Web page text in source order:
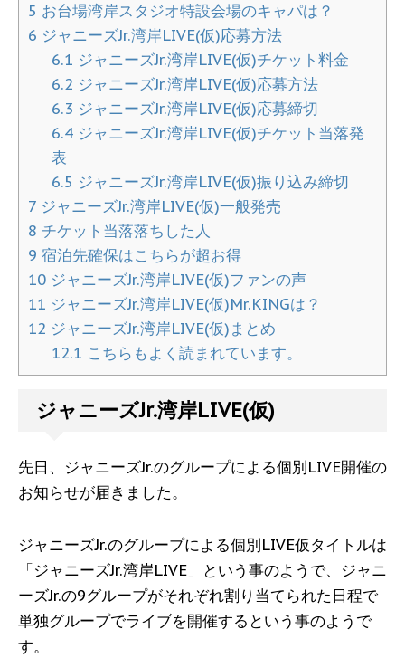
5 お台場湾岸スタジオ特設会場のキャパは？
6 ジャニーズJr.湾岸LIVE(仮)応募方法
6.1 ジャニーズJr.湾岸LIVE(仮)チケット料金
6.2 ジャニーズJr.湾岸LIVE(仮)応募方法
6.3 ジャニーズJr.湾岸LIVE(仮)応募締切
6.4ジャニーズJr.湾岸LIVE(仮)チケット当落発
表
6.5 ジャニーズJr.湾岸LIVE(仮)振り込み締切
7 ジャニーズJr.湾岸LIVE(仮)一般発売
8 チケット当落落ちした人
9 宿泊先確保はこちらが超お得
10 ジャニーズJr.湾岸LIVE(仮)ファンの声
11 ジャニーズJr.湾岸LIVE(仮)Mr.KINGは？
12 ジャニーズJr.湾岸LIVE(仮)まとめ
12.1 こちらもよく読まれています。
ジャニーズJr.湾岸LIVE(仮)
先日、ジャニーズJr.のグループによる個別LIVE開催の
お知らせが届きました。
ジャニーズJr.のグループによる個別LIVE仮タイトルは
「ジャニーズJr.湾岸LIVE」という事のようで、ジャニ
ーズJr.の9グループがそれぞれ割り当てられた日程で
単独グループでライブを開催するという事のようで
す。